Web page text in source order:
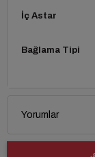
İç Astar
Bağlama Tipi
Yorumlar